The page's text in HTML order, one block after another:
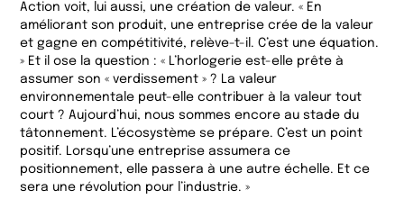
Action voit, lui aussi, une création de valeur. « En
améliorant son produit, une entreprise crée de la valeur
et gagne en compétitivité, relève-t-il. C’est une équation.
» Et il ose la question : « L’horlogerie est-elle prête à
assumer son « verdissement » ? La valeur
environnementale peut-elle contribuer à la valeur tout
court ? Aujourd’hui, nous sommes encore au stade du
tâtonnement. L’écosystème se prépare. C’est un point
positif. Lorsqu’une entreprise assumera ce
positionnement, elle passera à une autre échelle. Et ce
sera une révolution pour l’industrie. »